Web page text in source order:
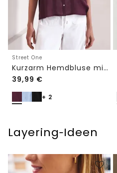
Street One
Kurzarm Hemdbluse mit Turn-Up-Details
39,99 €
+ 2
Layering‑Ideen